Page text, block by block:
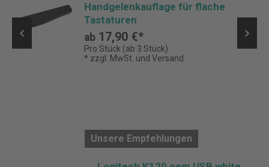
Handgelenkauflage für flache
Tastaturen
ab 17,90 €*
Pro Stück (ab 3 Stück)
* zzgl. MwSt. und Versand
Unsere Empfehlungen